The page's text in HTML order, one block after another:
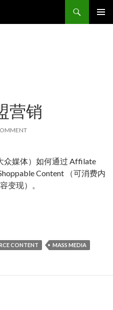
营销
众媒体）如何通过 Affilate
Content （可消费内
变现）。
营销
CONTENT MASS MEDIA